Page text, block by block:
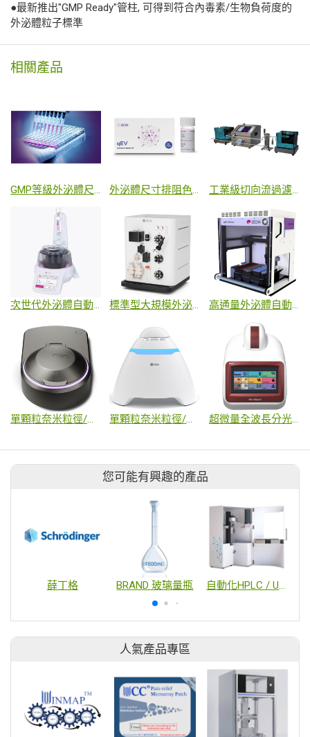
●最新推出"GMP Ready"管柱, 可得到符合內毒素/生物負荷度的
外泌體粒子標準
相關產品
GMP等級外泌體尺寸排阻色譜分離管柱 外泌體尺寸排阻色譜後濃縮試劑盒 工業級切向流過濾系統
次世代外泌體自動餾份收集機 標準型大規模外泌體尺寸排阻分離自動色譜系統 高通量外泌體自動機械人尺寸排阻色譜純化系統
單顆粒奈米粒徑/數量濃度/Zeta膜電位分析儀 單顆粒奈米粒徑/數量濃度/Zeta膜電位分析儀 超微量全波長分光光度計
您可能有興趣的產品
薛丁格 BRAND 玻璃量瓶 自動化HPLC / UHPLC樣品前處理設備
人氣產品專區